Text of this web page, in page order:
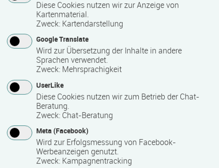
Ökonomische Grundkenntnisse:
Zusammenhänge verstehen - betrieblich aktiv
werden!
Termin
17.08.2026 - 21.08.2026
Ort
13595 Berlin
Zeitmuster
Vollzeit
Lehr- und Lernform
Präsenzveranstaltung
Keramik, Yoga und Mee(h)r
Termin
17.08.2026 - 21.08.2026
Ort
17509 Lubmin
Zeitmuster
Lehr- und Lernform
Diese Cookies nutzen wir zur Anzeige von
Kartenmaterial.
Zweck: Kartendarstellung
Google Translate
Wird zur Übersetzung der Inhalte in andere
Sprachen verwendet.
Zweck: Mehrsprachigkeit
UserLike
Diese Cookies nutzen wir zum Betrieb der Chat-
Beratung.
Zweck: Chat-Beratung
Meta (Facebook)
Wird zur Erfolgsmessung von Facebook-
Werbeanzeigen genutzt.
Zweck: Kampagnentracking